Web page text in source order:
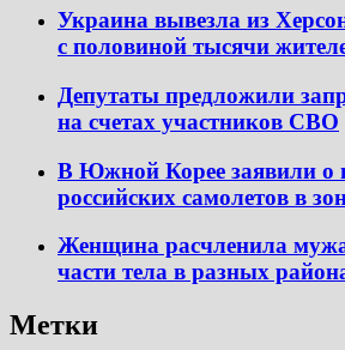
Украина вывезла из
с половиной тысячи
Депутаты предложили
на счетах участников СВО
В Южной Корее заявили о
российских самолетов в
Женщина расчленила
части тела в разных
Метки